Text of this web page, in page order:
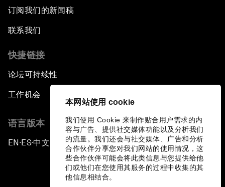
本网站使用 cookie
我们使用 Cookie 来制作贴合用户需求的内
容与广告、提供社交媒体功能以及分析我们
的流量。我们还会与社交媒体、广告和分析
合作伙伴分享您对我们网站的使用情况，这
些合作伙伴可能会将此类信息与您提供给他
们或他们在您使用其服务的过程中收集的其
他信息相结合。
订阅我们的新闻稿
联系我们
快捷链接
论坛可持续性
工作机会
语言版本
EN ▪ES▪中文▪ 日本語